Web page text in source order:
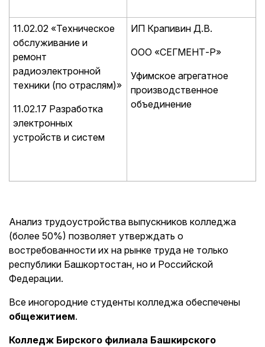
11.02.02 «Техническое
обслуживание и
ремонт
радиоэлектронной
техники (по отраслям)»
11.02.17 Разработка
электронных
устройств и систем
ИП Крапивин Д.В.
ООО «СЕГМЕНТ-Р»
Уфимское агрегатное
производственное
объединение
Анализ трудоустройства выпускников колледжа
(более 50%) позволяет утверждать о
востребованности их на рынке труда не только
республики Башкортостан, но и Российской
Федерации.
Все иногородние студенты колледжа обеспечены
общежитием.
Колледж Бирского филиала Башкирского